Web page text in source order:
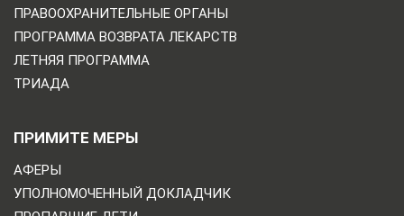
ПРАВООХРАНИТЕЛЬНЫЕ ОРГАНЫ
ПРОГРАММА ВОЗВРАТА ЛЕКАРСТВ
ЛЕТНЯЯ ПРОГРАММА
ТРИАДА
ПРИМИТЕ МЕРЫ
АФЕРЫ
УПОЛНОМОЧЕННЫЙ ДОКЛАДЧИК